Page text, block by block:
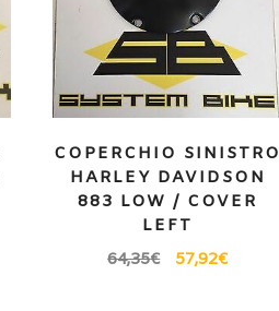
COPERCHIO SINISTRO
HARLEY DAVIDSON
883 LOW / COVER
LEFT
64,35€ 57,92€